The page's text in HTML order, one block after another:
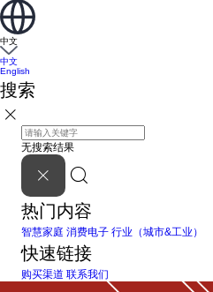
中文
中文
English
搜索
无搜索结果
热门内容
智慧家庭 消费电子 行业（城市&工业）
快速链接
购买渠道 联系我们